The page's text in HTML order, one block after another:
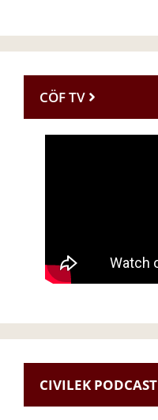
CÖF TV
CIVILEK PODCAST